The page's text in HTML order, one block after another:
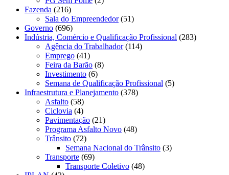
Fazenda (216)
Sala do Empreendedor(51)
Governo (696)
Indústria, Comércio e Qualificação Profissional (283)
Agência do Trabalhador(114)
Emprego (41)
Feira da Barão (8)
Investimento (6)
Semana de Qualificação Profissional (5)
Infraestrutura e Planejamento (378)
Asfalto (58)
Ciclovia (4)
Pavimentação (21)
Programa Asfalto Novo (48)
Trânsito (72)
Semana Nacional do Trânsito (3)
Transporte (69)
Transporte Coletivo (48)